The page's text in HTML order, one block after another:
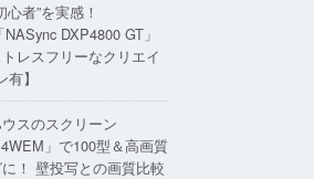
者”を実感！
DXP4800 GT」
レスフリーなクリエイ
】
スのスクリーン
」で100型＆高画質
！ 壁投写との画質比較